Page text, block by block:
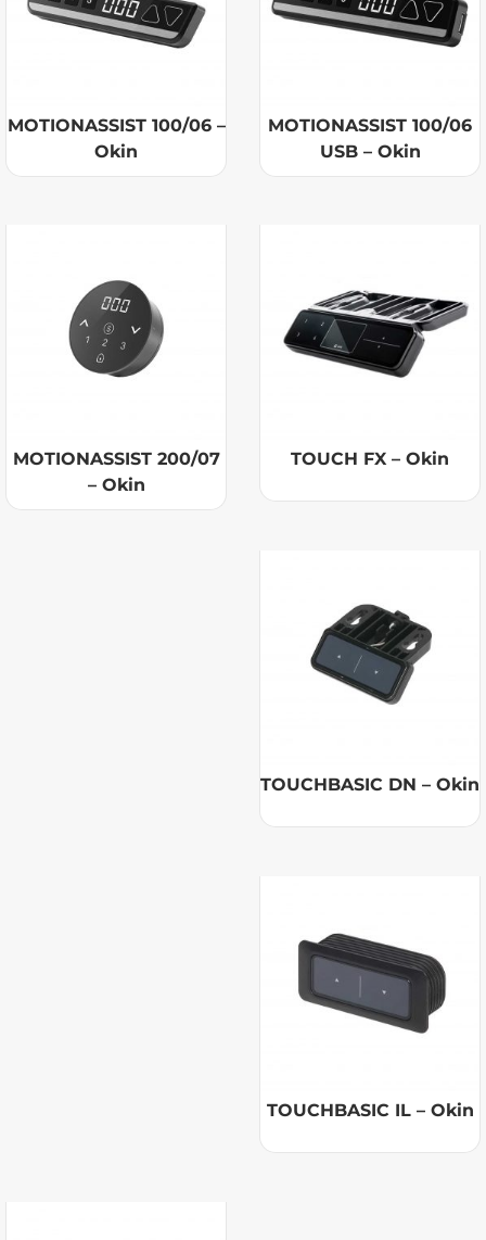
MOTIONASSIST 100/06 –
Okin
MOTIONASSIST 100/06
USB – Okin
MOTIONASSIST 200/07
– Okin
TOUCH FX – Okin
TOUCHBASIC DN – Okin
TOUCHBASIC IL – Okin